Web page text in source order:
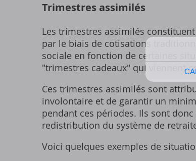
Trimestres assimilés
Les trimestres assimilés
par le biais de cotisations
sociale en fonction de certaines
"trimestres cadeaux" qui viennent
Ces trimestres assimilés sont
involontaire et de garantir un
pendant ces périodes. Ils sont
redistribution du système de
Voici quelques exemples de